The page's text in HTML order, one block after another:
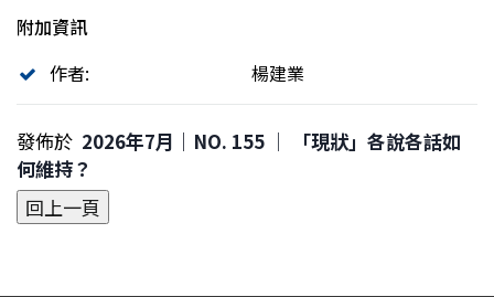
附加資訊
作者:
楊建業
發佈於 2026年7月｜NO. 155 │ 「現狀」各說各話如
何維持？